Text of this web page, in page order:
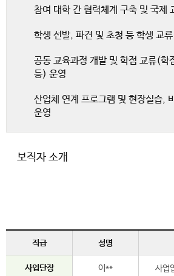
참여 대학 간 협력체계 구축 및 국제
학생 선발, 파견 및 초청 등 학생 교류
공동 교육과정 개발 및 학점 교류(학
등) 운영
산업체 연계 프로그램 및 현장실습,
운영
보직자 소개
직급 성명
사업단장 이** 사업